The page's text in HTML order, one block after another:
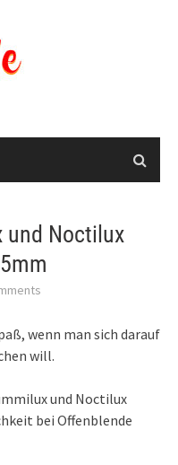
und Noctilux
wenn man sich darauf
will.
und Noctilux
bei Offenblende